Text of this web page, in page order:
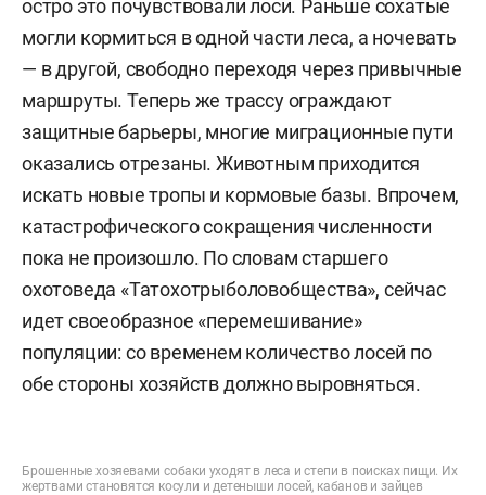
остро это почувствовали лоси. Раньше сохатые
могли кормиться в одной части леса, а ночевать
— в другой, свободно переходя через привычные
маршруты. Теперь же трассу ограждают
защитные барьеры, многие миграционные пути
оказались отрезаны. Животным приходится
искать новые тропы и кормовые базы. Впрочем,
катастрофического сокращения численности
пока не произошло. По словам старшего
охотоведа «Татохотрыболовобщества», сейчас
идет своеобразное «перемешивание»
популяции: со временем количество лосей по
обе стороны хозяйств должно выровняться.
Брошенные хозяевами собаки уходят в леса и степи в поисках пищи. Их
жертвами становятся косули и детеныши лосей, кабанов и зайцев